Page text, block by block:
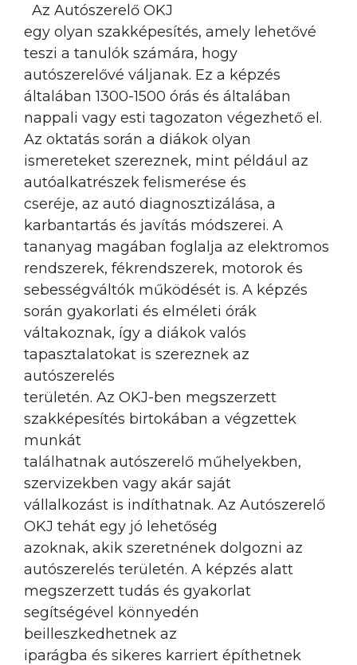
Az Autószerelő OKJ
egy olyan szakképesítés, amely lehetővé
teszi a tanulók számára, hogy
autószerelővé váljanak. Ez a képzés
általában 1300-1500 órás és általában
nappali vagy esti tagozaton végezhető el.
Az oktatás során a diákok olyan
ismereteket szereznek, mint például az
autóalkatrészek felismerése és
cseréje, az autó diagnosztizálása, a
karbantartás és javítás módszerei. A
tananyag magában foglalja az elektromos
rendszerek, fékrendszerek, motorok és
sebességváltók működését is. A képzés
során gyakorlati és elméleti órák
váltakoznak, így a diákok valós
tapasztalatokat is szereznek az
autószerelés
területén. Az OKJ-ben megszerzett
szakképesítés birtokában a végzettek
munkát
találhatnak autószerelő műhelyekben,
szervizekben vagy akár saját
vállalkozást is indíthatnak. Az Autószerelő
OKJ tehát egy jó lehetőség
azoknak, akik szeretnének dolgozni az
autószerelés területén. A képzés alatt
megszerzett tudás és gyakorlat
segítségével könnyedén
beilleszkedhetnek az
iparágba és sikeres karriert építhetnek